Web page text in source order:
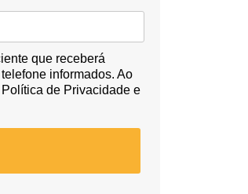
que receberá
informados. Ao
de Privacidade e